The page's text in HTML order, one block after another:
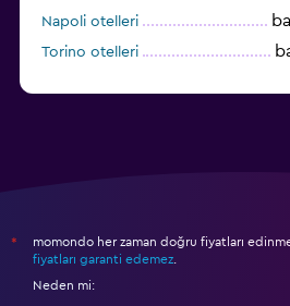
Napoli otelleri
Torino otelleri
*
momondo her zaman doğru fiyatları
fiyatları garanti edemez
Neden mi: